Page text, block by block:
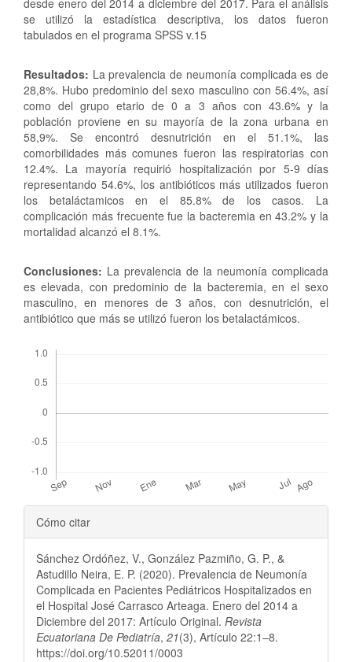
desde enero del 2014 a diciembre del 2017. Para el análisis
se utilizó la estadística descriptiva, los datos fueron
tabulados en el programa SPSS v.15
Resultados: La prevalencia de neumonía complicada es de
28,8%. Hubo predominio del sexo masculino con 56.4%, así
como del grupo etario de 0 a 3 años con 43.6% y la
población proviene en su mayoría de la zona urbana en
58,9%. Se encontró desnutrición en el 51.1%, las
comorbilidades más comunes fueron las respiratorias con
12.4%. La mayoría requirió hospitalización por 5-9 días
representando 54.6%, los antibióticos más utilizados fueron
los betaláctamicos en el 85.8% de los casos. La
complicación más frecuente fue la bacteremia en 43.2% y la
mortalidad alcanzó el 8.1%.
Conclusiones: La prevalencia de la neumonía complicada
es elevada, con predominio de la bacteremia, en el sexo
masculino, en menores de 3 años, con desnutrición, el
antibiótico que más se utilizó fueron los betalactámicos.
Detalles
del
artículo
Cómo citar
Sánchez Ordóñez, V., González Pazmiño, G. P., &
Astudillo Neira, E. P. (2020). Prevalencia de Neumonía
Complicada en Pacientes Pediátricos Hospitalizados en
el Hospital José Carrasco Arteaga. Enero del 2014 a
Diciembre del 2017: Artículo Original. Revista
Ecuatoriana De Pediatría, 21(3), Artículo 22:1–8.
https://doi.org/10.52011/0003